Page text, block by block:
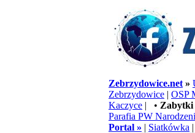
Zebrzydowice.net »
Zebrzydowice | OSP
Kaczyce | • Zabytki
Parafia PW
Portal » | Siatkówka |